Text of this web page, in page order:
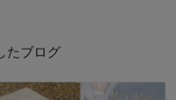
たブログ